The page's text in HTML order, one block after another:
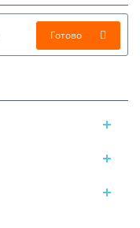
Готово